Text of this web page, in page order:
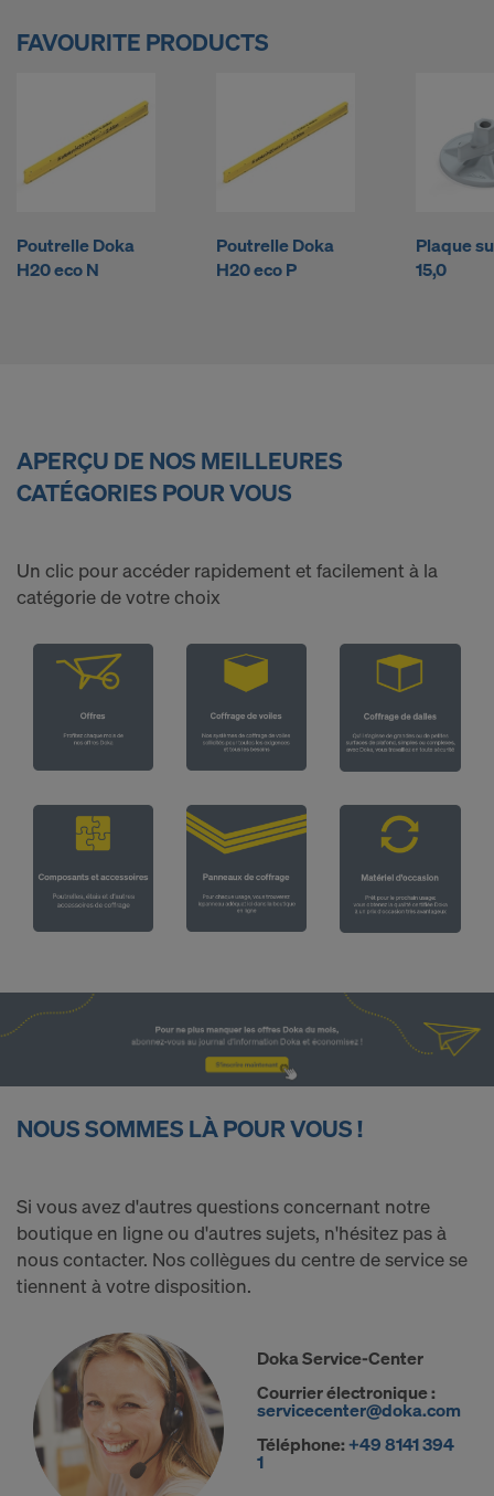
o
t
m
p
t
FAVOURITE PRODUCTS
Poutrelle Doka
H20 eco N
Poutrelle Doka
H20 eco P
Plaque
15,0
APERÇU DE NOS MEILLEURES
CATÉGORIES POUR VOUS
Un clic pour accéder rapidement et facilement à la
catégorie de votre choix
NOUS SOMMES LÀ POUR VOUS !
Si vous avez d'autres questions concernant notre
boutique en ligne ou d'autres sujets, n'hésitez pas à
nous contacter. Nos collègues du centre de service se
tiennent à votre disposition.
Doka Service-Center
Courrier électronique :
servicecenter@doka.com
Téléphone:+49 8141 394
1